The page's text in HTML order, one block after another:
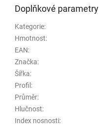
Doplňkové parametry
Kategorie:
Hmotnost:
EAN:
Značka:
Šířka:
Profil :
Průměr:
Hlučnost:
Index nosnosti: